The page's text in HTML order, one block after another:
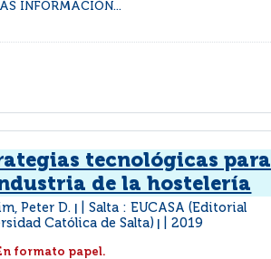
INFORMACIÓN...
tecnológicas para
de la hostelería
Peter D.
Salta : EUCASA (Editorial
Católica de Salta)
2019
formato papel.